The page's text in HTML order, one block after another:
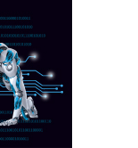
vođena
OM